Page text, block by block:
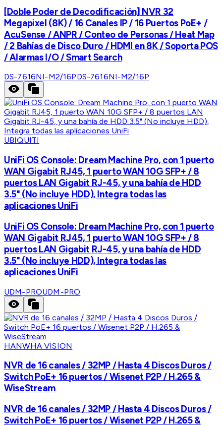
[Doble Poder de Decodificación] NVR 32
Megapixel (8K) / 16 Canales IP / 16 Puertos PoE+ /
AcuSense / ANPR / Conteo de Personas / Heat Map
/ 2 Bahías de Disco Duro / HDMI en 8K / Soporta POS
/ Alarmas I/O / Smart Search
DS-7616NI-M2/16PDS-7616NI-M2/16P
UBIQUITI
UniFi OS Console: Dream Machine Pro, con 1 puerto
WAN Gigabit RJ45, 1 puerto WAN 10G SFP+ / 8
puertos LAN Gigabit RJ-45, y una bahía de HDD
3.5" (No incluye HDD), Integra todas las
aplicaciones UniFi
UniFi OS Console: Dream Machine Pro, con 1 puerto
WAN Gigabit RJ45, 1 puerto WAN 10G SFP+ / 8
puertos LAN Gigabit RJ-45, y una bahía de HDD
3.5" (No incluye HDD), Integra todas las
aplicaciones UniFi
UDM-PROUDM-PRO
HANWHA VISION
NVR de 16 canales / 32MP / Hasta 4 Discos Duros /
Switch PoE+ 16 puertos / Wisenet P2P / H.265 &
WiseStream
NVR de 16 canales / 32MP / Hasta 4 Discos Duros /
Switch PoE+ 16 puertos / Wisenet P2P / H.265 &